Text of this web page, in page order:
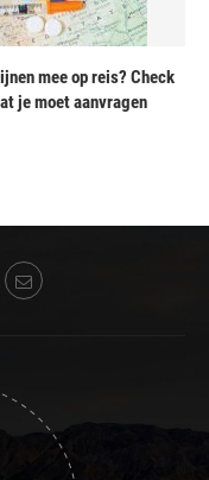
mee op reis? Check
je moet aanvragen